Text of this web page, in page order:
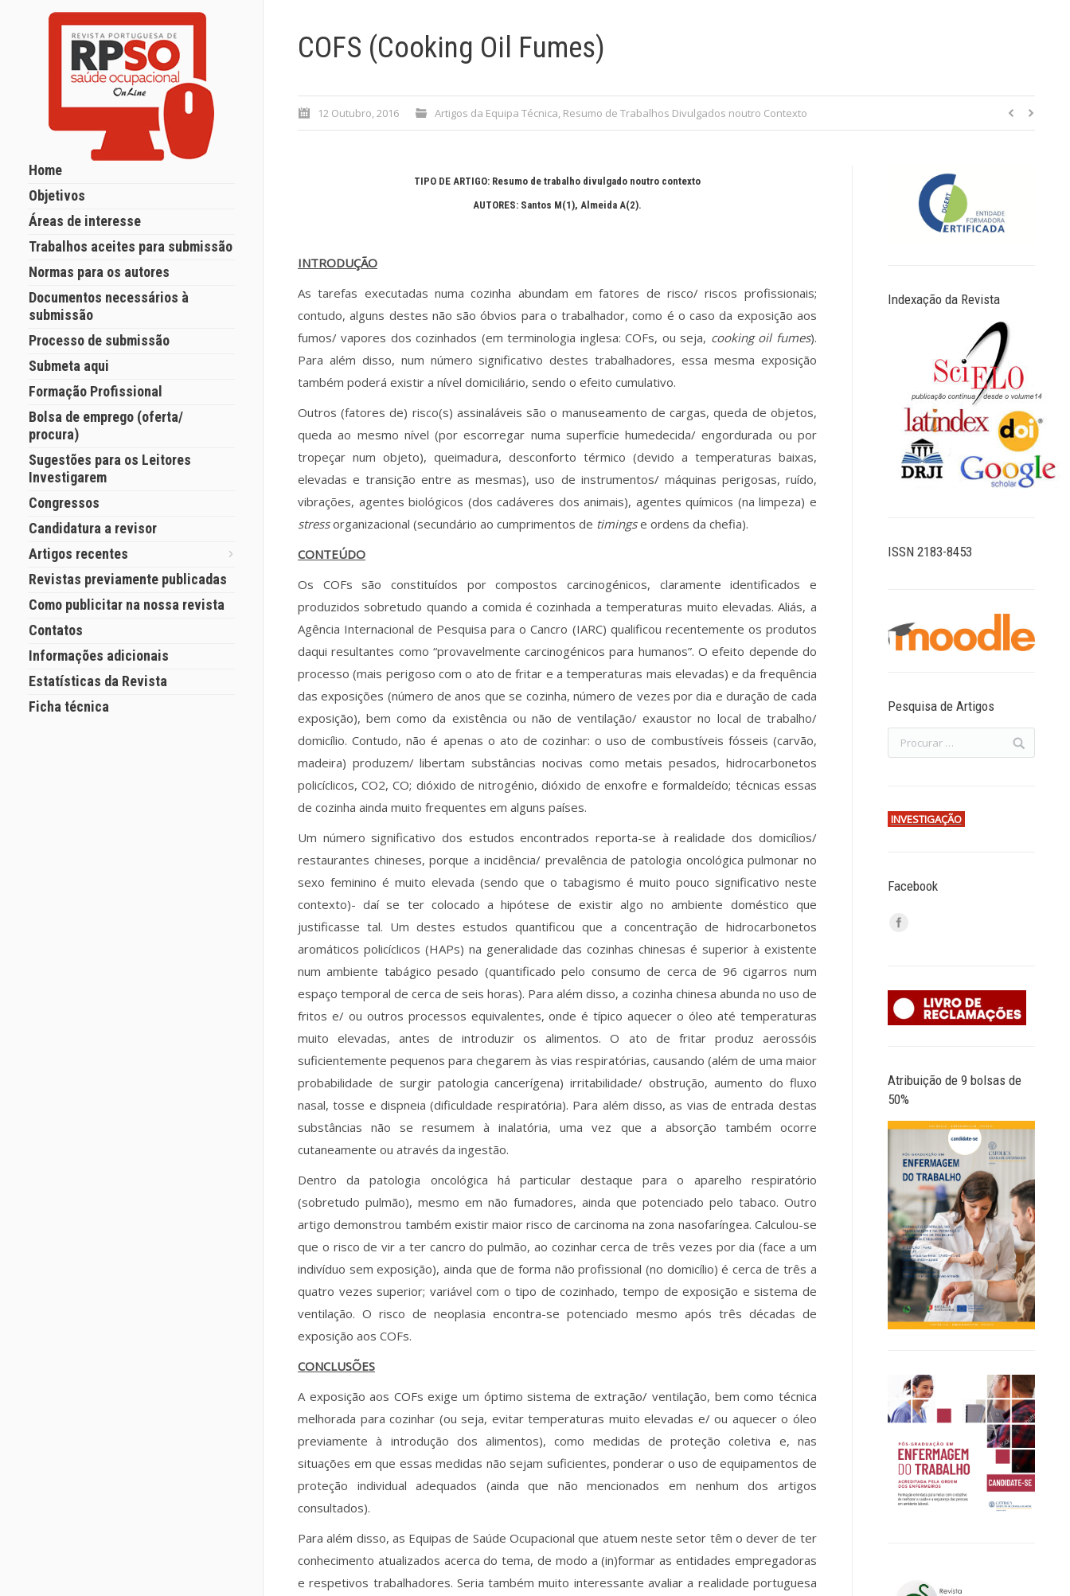
Home
Objetivos
Áreas de interesse
Trabalhos aceites para submissão
Normas para os autores
Documentos necessários à
submissão
Processo de submissão
Submeta aqui
Formação Profissional
Bolsa de emprego (oferta/
procura)
Sugestões para os Leitores
Investigarem
Congressos
Candidatura a revisor
Artigos recentes
Revistas previamente publicadas
Como publicitar na nossa revista
Contatos
Informações adicionais
Estatísticas da Revista
Ficha técnica
COFS (Cooking Oil Fumes)
12 Outubro, 2016 Artigos da Equipa Técnica, Resumo de Trabalhos Divulgados noutro Contexto
TIPO DE ARTIGO: Resumo de trabalho divulgado noutro contexto
AUTORES: Santos M(1), Almeida A(2).
INTRODUÇÃO
As tarefas executadas numa cozinha abundam em fatores de risco/ riscos profissionais;
contudo, alguns destes não são óbvios para o trabalhador, como é o caso da exposição aos
fumos/ vapores dos cozinhados (em terminologia inglesa: COFs, ou seja, cooking oil fumes).
Para além disso, num número significativo destes trabalhadores, essa mesma exposição
também poderá existir a nível domiciliário, sendo o efeito cumulativo.
Outros (fatores de) risco(s) assinaláveis são o manuseamento de cargas, queda de objetos,
queda ao mesmo nível (por escorregar numa superfície humedecida/ engordurada ou por
tropeçar num objeto), queimadura, desconforto térmico (devido a temperaturas baixas,
elevadas e transição entre as mesmas), uso de instrumentos/ máquinas perigosas, ruído,
vibrações, agentes biológicos (dos cadáveres dos animais), agentes químicos (na limpeza) e
stressorganizacional (secundário ao cumprimentos de timingse ordens da chefia).
CONTEÚDO
Os COFs são constituídos por compostos carcinogénicos, claramente identificados e
produzidos sobretudo quando a comida é cozinhada a temperaturas muito elevadas. Aliás, a
Agência Internacional de Pesquisa para o Cancro (IARC) qualificou recentemente os produtos
daqui resultantes como “provavelmente carcinogénicos para humanos”. O efeito depende do
processo (mais perigoso com o ato de fritar e a temperaturas mais elevadas) e da frequência
das exposições (número de anos que se cozinha, número de vezes por dia e duração de cada
exposição), bem como da existência ou não de ventilação/ exaustor no local de trabalho/
domicílio. Contudo, não é apenas o ato de cozinhar: o uso de combustíveis fósseis (carvão,
madeira) produzem/ libertam substâncias nocivas como metais pesados, hidrocarbonetos
policíclicos, CO2, CO; dióxido de nitrogénio, dióxido de enxofre e formaldeído; técnicas essas
de cozinha ainda muito frequentes em alguns países.
Um número significativo dos estudos encontrados reporta-se à realidade dos domicílios/
restaurantes chineses, porque a incidência/ prevalência de patologia oncológica pulmonar no
sexo feminino é muito elevada (sendo que o tabagismo é muito pouco significativo neste
contexto)- daí se ter colocado a hipótese de existir algo no ambiente doméstico que
justificasse tal. Um destes estudos quantificou que a concentração de hidrocarbonetos
aromáticos policíclicos (HAPs) na generalidade das cozinhas chinesas é superior à existente
num ambiente tabágico pesado (quantificado pelo consumo de cerca de 96 cigarros num
espaço temporal de cerca de seis horas). Para além disso, a cozinha chinesa abunda no uso de
fritos e/ ou outros processos equivalentes, onde é típico aquecer o óleo até temperaturas
muito elevadas, antes de introduzir os alimentos. O ato de fritar produz aerossóis
suficientemente pequenos para chegarem às vias respiratórias, causando (além de uma maior
probabilidade de surgir patologia cancerígena) irritabilidade/ obstrução, aumento do fluxo
nasal, tosse e dispneia (dificuldade respiratória). Para além disso, as vias de entrada destas
substâncias não se resumem à inalatória, uma vez que a absorção também ocorre
cutaneamente ou através da ingestão.
Dentro da patologia oncológica há particular destaque para o aparelho respiratório
(sobretudo pulmão), mesmo em não fumadores, ainda que potenciado pelo tabaco. Outro
artigo demonstrou também existir maior risco de carcinoma na zona nasofaríngea. Calculou-se
que o risco de vir a ter cancro do pulmão, ao cozinhar cerca de três vezes por dia (face a um
indivíduo sem exposição), ainda que de forma não profissional (no domicílio) é cerca de três a
quatro vezes superior; variável com o tipo de cozinhado, tempo de exposição e sistema de
ventilação. O risco de neoplasia encontra-se potenciado mesmo após três décadas de
exposição aos COFs.
CONCLUSÕES
A exposição aos COFs exige um óptimo sistema de extração/ ventilação, bem como técnica
melhorada para cozinhar (ou seja, evitar temperaturas muito elevadas e/ ou aquecer o óleo
previamente à introdução dos alimentos), como medidas de proteção coletiva e, nas
situações em que essas medidas não sejam suficientes, ponderar o uso de equipamentos de
proteção individual adequados (ainda que não mencionados em nenhum dos artigos
consultados).
Para além disso, as Equipas de Saúde Ocupacional que atuem neste setor têm o dever de ter
conhecimento atualizados acerca do tema, de modo a (in)formar as entidades empregadoras
e respetivos trabalhadores. Seria também muito interessante avaliar a realidade portuguesa
Indexação da Revista
ISSN 2183-8453
Pesquisa de Artigos
INVESTIGAÇÃO
Facebook
Atribuição de 9 bolsas de
50%